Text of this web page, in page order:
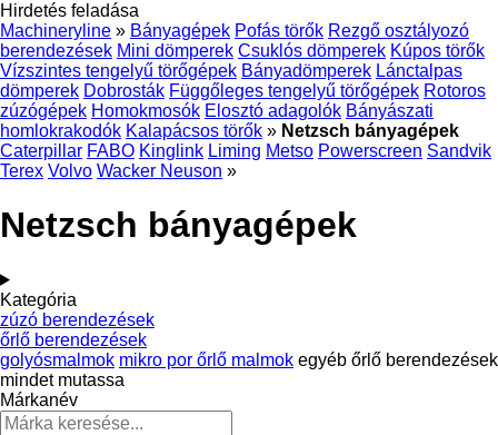
Hirdetés feladása
Machineryline » Bányagépek Pofás törők Rezgő osztályozó
berendezések Mini dömperek Csuklós dömperek Kúpos törők
Vízszintes tengelyű törőgépek Bányadömperek Lánctalpas
dömperek Dobrosták Függőleges tengelyű törőgépek Rotoros
zúzógépek Homokmosók Elosztó adagolók Bányászati
homlokrakodók Kalapácsos törők » Netzsch bányagépek
Caterpillar FABO Kinglink Liming Metso Powerscreen Sandvik
Terex Volvo Wacker Neuson »
Netzsch bányagépek
Kategória
zúzó berendezések
őrlő berendezések
golyósmalmok mikro por őrlő malmok egyéb őrlő berendezések
mindet mutassa
Márkanév